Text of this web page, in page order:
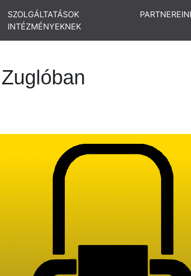
SZOLGÁLTATÁSOK
INTÉZMÉNYEKNEK